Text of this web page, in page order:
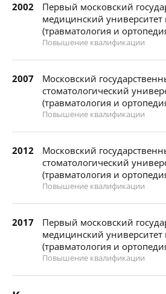
2002
Первый московский
медицинский
(травматология и
Повышение квалификации
2007
Московский
стоматологический
(травматология и
Повышение квалификации
2012
Московский
стоматологический
(травматология и
Повышение квалификации
2017
Первый московский
медицинский
(травматология и
Повышение квалификации